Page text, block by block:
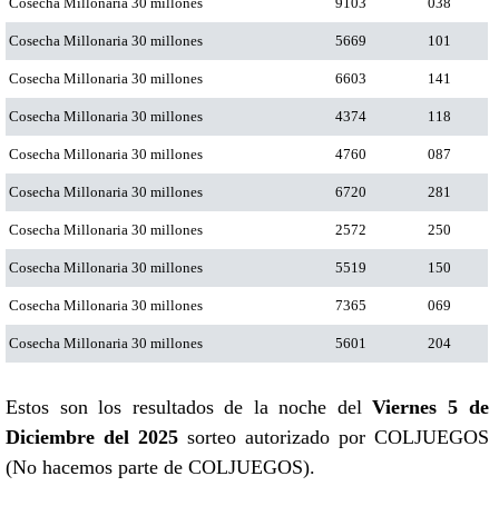
Cosecha Millonaria 30 millones 5669 101
Cosecha Millonaria 30 millones 6603 141
Cosecha Millonaria 30 millones 4374 118
Cosecha Millonaria 30 millones 4760 087
Cosecha Millonaria 30 millones 6720 281
Cosecha Millonaria 30 millones 2572 250
Cosecha Millonaria 30 millones 5519 150
Cosecha Millonaria 30 millones 7365 069
Cosecha Millonaria 30 millones 5601 204
Estos son los resultados de la noche delViernes 5 de
Diciembre del 2025sorteo autorizado por COLJUEGOS
(No hacemos parte de COLJUEGOS).